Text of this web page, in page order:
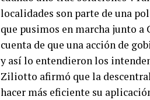
localidades son parte de una
que pusimos en marcha junto a
cuenta de que una acción de
y así lo entendieron los
Ziliotto afirmó que la
hacer más eficiente su